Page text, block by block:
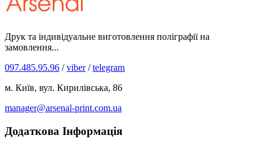
Друк та індивідуальне виготовлення поліграфії на
замовлення...
097.485.95.96 /viber/telegram
м. Київ, вул. Кирилівська, 86
manager@arsenal-print.com.ua
Додаткова Інформація